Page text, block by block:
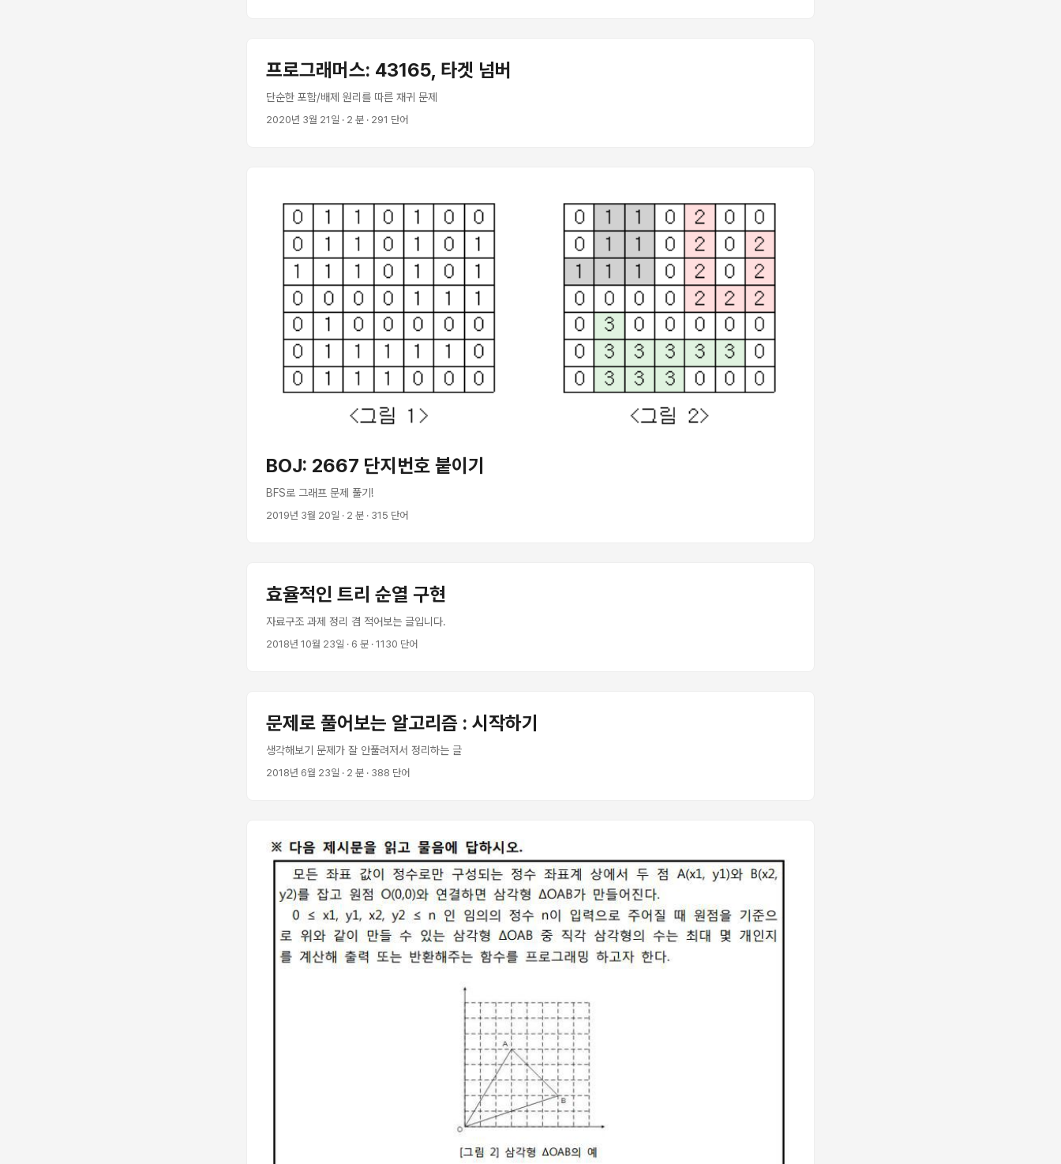
프로그래머스: 43165, 타겟 넘버
단순한 포함/배제 원리를 따른 재귀 문제
2020년 3월 21일 · 2 분 · 291 단어
BOJ: 2667 단지번호 붙이기
BFS로 그래프 문제 풀기!
2019년 3월 20일 · 2 분 · 315 단어
효율적인 트리 순열 구현
자료구조 과제 정리 겸 적어보는 글입니다.
2018년 10월 23일 · 6 분 · 1130 단어
문제로 풀어보는 알고리즘 : 시작하기
생각해보기 문제가 잘 안풀려저서 정리하는 글
2018년 6월 23일 · 2 분 · 388 단어